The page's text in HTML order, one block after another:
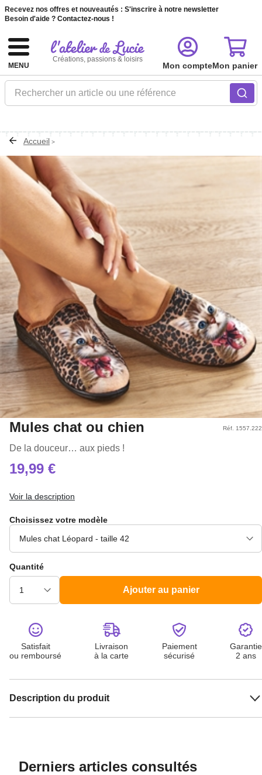
Recevez nos offres et nouveautés : S'inscrire à notre newsletter
Besoin d'aide ? Contactez-nous !
MENU
Créations, passions & loisirs
Rechercher un article ou une référence
Mon compteMon panier
Accueil >
Mules chat ou chien
De la douceur… aux pieds !
Réf. 1557.222
19,99 €
Voir la description
Choisissez votre modèle
Quantité
Ajouter au panier
Satisfait
ou remboursé
Livraison
à la carte
Paiement
sécurisé
Garantie
2 ans
Description du produit
Derniers articles consultés